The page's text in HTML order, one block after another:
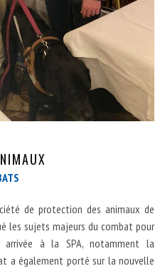
de protection des animaux de
les sujets majeurs du combat pour
à la SPA, notamment la
a également porté sur la nouvelle